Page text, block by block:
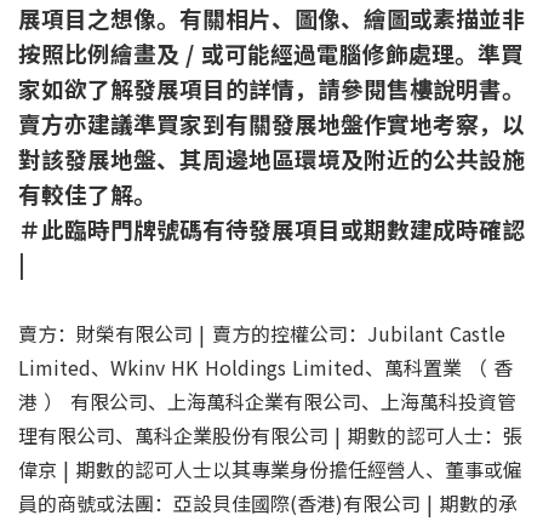
展項目之想像。有關相片、圖像、繪圖或素描並非
按照比例繪畫及 / 或可能經過電腦修飾處理。準買
家如欲了解發展項目的詳情，請參閱售樓說明書。
賣方亦建議準買家到有關發展地盤作實地考察，以
對該發展地盤、其周邊地區環境及附近的公共設施
有較佳了解。
＃此臨時門牌號碼有待發展項目或期數建成時確認
|
賣方：財榮有限公司 | 賣方的控權公司：Jubilant Castle
Limited、Wkinv HK Holdings Limited、萬科置業 （ 香
港 ） 有限公司、上海萬科企業有限公司、上海萬科投資管
理有限公司、萬科企業股份有限公司 | 期數的認可人士：張
偉京 | 期數的認可人士以其專業身份擔任經營人、董事或僱
員的商號或法團：亞設貝佳國際(香港)有限公司 | 期數的承